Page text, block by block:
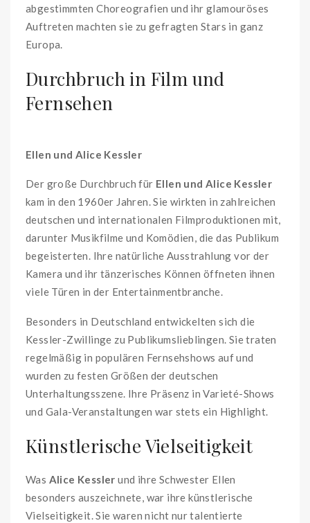
abgestimmten Choreografien und ihr glamouröses
Auftreten machten sie zu gefragten Stars in ganz
Europa.
Durchbruch in Film und
Fernsehen
Ellen und Alice Kessler
Der große Durchbruch für Ellen und Alice Kessler
kam in den 1960er Jahren. Sie wirkten in zahlreichen
deutschen und internationalen Filmproduktionen mit,
darunter Musikfilme und Komödien, die das Publikum
begeisterten. Ihre natürliche Ausstrahlung vor der
Kamera und ihr tänzerisches Können öffneten ihnen
viele Türen in der Entertainmentbranche.
Besonders in Deutschland entwickelten sich die
Kessler-Zwillinge zu Publikumslieblingen. Sie traten
regelmäßig in populären Fernsehshows auf und
wurden zu festen Größen der deutschen
Unterhaltungsszene. Ihre Präsenz in Varieté-Shows
und Gala-Veranstaltungen war stets ein Highlight.
Künstlerische Vielseitigkeit
Was Alice Kessler und ihre Schwester Ellen
besonders auszeichnete, war ihre künstlerische
Vielseitigkeit. Sie waren nicht nur talentierte